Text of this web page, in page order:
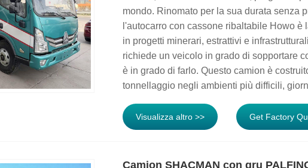
mondo. Rinomato per la sua durata senza
l'autocarro con cassone ribaltabile Howo
in progetti minerari, estrattivi e
richiede un veicolo in grado di sopportare
è in grado di farlo. Questo camion è
tonnellaggio negli ambienti più difficili,
Visualizza altro >> Get Factory
Camion SHACMAN con gru